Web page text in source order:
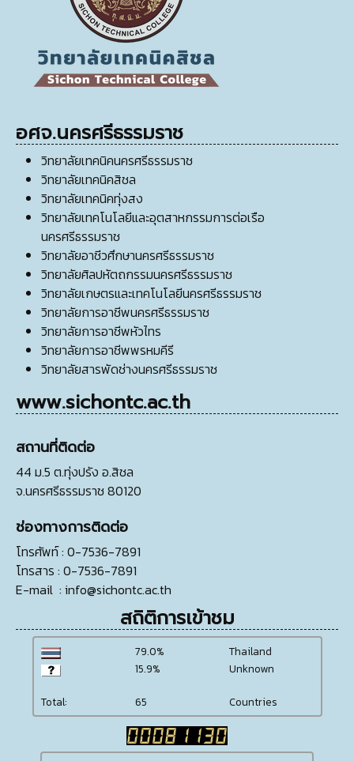
อศจ.นครศรีธรรมราช
วิทยาลัยเทคนิคนครศรีธรรมราช
วิทยาลัยเทคนิคสิชล
วิทยาลัยเทคนิคทุ่งสง
วิทยาลัยเทคโนโลยีและอุตสาหกรรมการต่อเรือ
นครศรีธรรมราช
วิทยาลัยอาชีวศึกษานครศรีธรรมราช
วิทยาลัยศิลปหัตถกรรมนครศรีธรรมราช
วิทยาลัยเกษตรและเทคโนโลยีนครศรีธรรมราช
วิทยาลัยการอาชีพนครศรีธรรมราช
วิทยาลัยการอาชีพหัวไทร
วิทยาลัยการอาชีพพรหมคีรี
วิทยาลัยสารพัดช่างนครศรีธรรมราช
www.sichontc.ac.th
สถานที่ติดต่อ
44 ม.5 ต.ทุ่งปรัง อ.สิชล
จ.นครศรีธรรมราช 80120
ช่องทางการติดต่อ
โทรศัพท์: 0-7536-7891
โทรสาร : 0-7536-7891
E-mail : info@sichontc.ac.th
สถิติการเข้าชม
79.0%
Thailand
15.9%
Unknown
Total: 65 Countries